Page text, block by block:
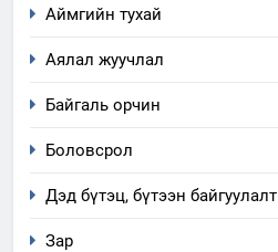
Аймгийн тухай
Аялал жуучлал
Байгаль орчин
Боловсрол
Дэд бүтэц, бүтээн байгуулалт
Зар